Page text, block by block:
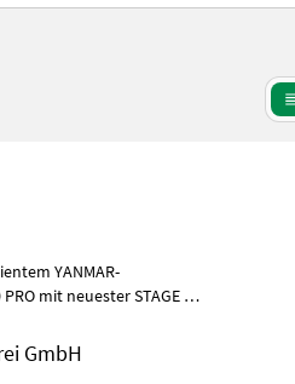
YANMAR-
mit neuester STAGE V-
GmbH